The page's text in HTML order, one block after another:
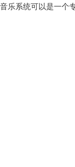
乐系统可以是一个